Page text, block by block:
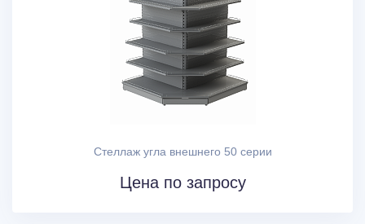
Стеллаж угла внешнего 50 серии
Цена по запросу